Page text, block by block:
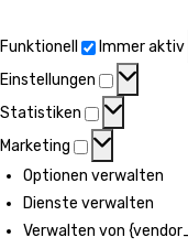
Funktionell Funktionell
Immer aktiv
Einstellungen
Statistiken
Statistiken
Marketing
Marketing
Optionen verwalten
Dienste verwalten
Verwalten von